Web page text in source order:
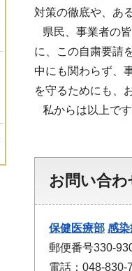
対策の徹底や、あ
県民、事業者の
に、この自粛要請
中にも関わらず、
を守るためにも、
私からは以上です
お問い合わ
保健医療部 感
郵便番号330-
電話：048-830-